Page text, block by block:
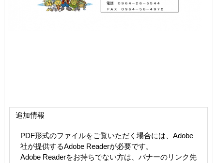
追加情報
PDF形式のファイルをご覧いただく場合には、Adobe
社が提供するAdobe Readerが必要です。
Adobe Readerをお持ちでない方は、バナーのリンク先